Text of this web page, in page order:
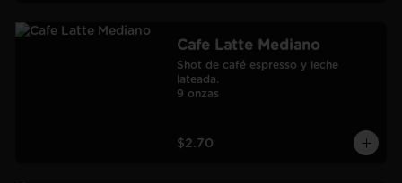
Cafe Latte Mediano
Shot de café espresso y leche
lateada.
9 onzas
$2.70